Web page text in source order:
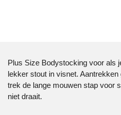
Plus Size Bodystocking voor als
lekker stout in visnet.
trek de lange mouwen stap voor
niet draait.